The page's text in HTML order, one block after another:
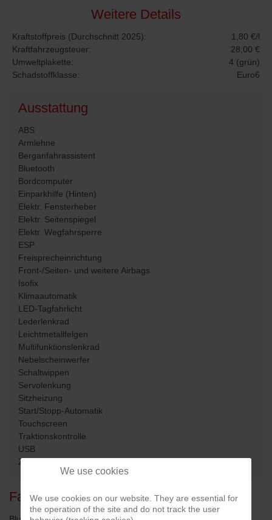
Weitere Details
Kraftstoffpreis (Durchschnitt 2025):
1,80 €/l
Kraftfahrzeugsteuer:
28,00 €
Umweltplakette:
4 (grün)
Schadstoffklasse:
Euro6
Ausstattung
ABS
Armlehne
Berganfahrassistent
Bluetooth
Bordcomputer
Einparkhilfe (Hinten)
Elektr. Fensterheber
Elektr. Seitenspiegel
Elektr. Wegfahrsperre
ESP
Freisprecheinrichtung
Front-/Seiten- und weitere Airbags
Isofix
Klimaautomatik
LED-Tagfahrlicht
Lederlenkrad
Leichtmetallfelgen
Multifunktionslenkrad
Nebelscheinwerfer
Schaltwippen
Servolenkung
Sitzheizung
Start/Stopp-Automatik
Touchscreen
Traktionskontrolle
USB
Zentralverriegelung
Fahrzeug­beschreibung
We use cookies
We use cookies on our website. They are essential for
the operation of the site and do not track the user